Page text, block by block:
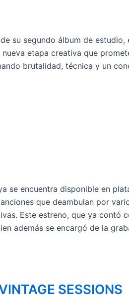
su segundo álbum de
etapa creativa que
brutalidad, técnica y un
se encuentra disponible en
que deambulan por
Este estreno, que ya contó
además se encargó de la
SESSIONS